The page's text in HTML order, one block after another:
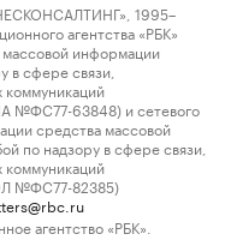
1995–
агентства «РБК»
массовой информации
в сфере связи,
№ФС77-63848) и сетевого
средства массовой
по надзору в сфере связи,
№ФС77-82385)
агентство «РБК».